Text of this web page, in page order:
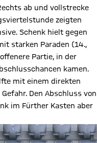
ab und vollstrecke
zeigten
Schenk hielt gegen
starken Paraden (14.,
Partie, in der
kamen.
mit einem direkten
Den Abschluss von
im Fürther Kasten aber